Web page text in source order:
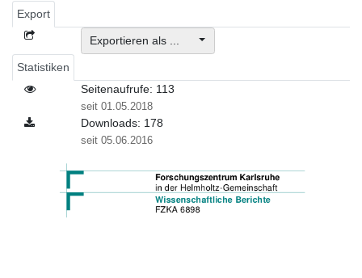
Export
Exportieren als ...
Statistiken
Seitenaufrufe: 113
seit 01.05.2018
Downloads: 178
seit 05.06.2016